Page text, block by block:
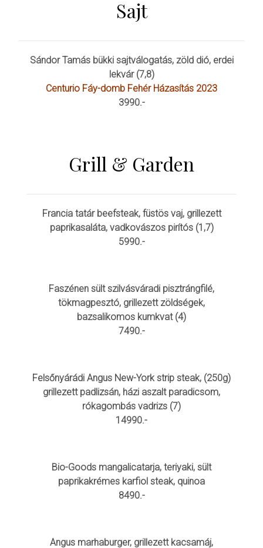
Sajt
Sándor Tamás bükki sajtválogatás, zöld dió, erdei
lekvár (7,8)
Centurio Fáy-domb Fehér Házasítás 2023
3990.-
Grill & Garden
Francia tatár beefsteak, füstös vaj, grillezett
paprikasaláta, vadkovászos pirítós (1,7)
5990.-
Faszénen sült szilvásváradi pisztrángfilé,
tökmagpesztó, grillezett zöldségek,
bazsalikomos kumkvat (4)
7490.-
Felsőnyárádi Angus New-York strip steak, (250g)
grillezett padlizsán, házi aszalt paradicsom,
rókagombás vadrizs (7)
14990.-
Bio-Goods mangalicatarja, teriyaki, sült
paprikakrémes karfiol steak, quinoa
8490.-
Angus marhaburger, grillezett kacsamáj,